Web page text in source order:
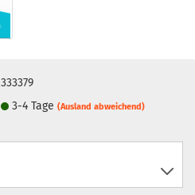
333379
3-4 Tage(Ausland abweichend)